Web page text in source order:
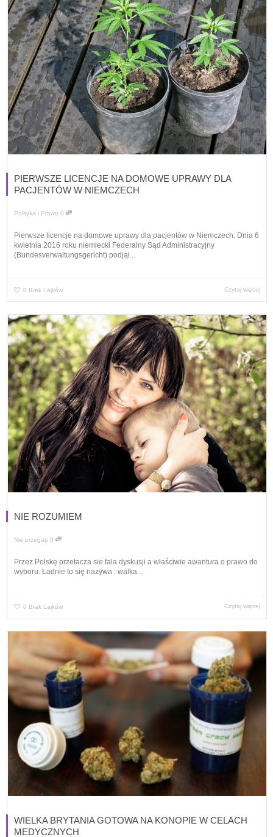
PIERWSZE LICENCJE NA DOMOWE UPRAWY DLA
PACJENTÓW W NIEMCZECH
Polityka i Prawo 0
Pierwsze licencje na domowe uprawy dla pacjentów w Niemczech. Dnia 6
kwietnia 2016 roku niemiecki Federalny Sąd Administracyjny
(Bundesverwaltungsgericht) podjął...
0 Brak Lajków Czytaj więcej
NIE ROZUMIEM
Nie przegap 0
Przez Polskę przetacza sie fala dyskusji a właściwie awantura o prawo do
wyboru. Ładnie to się nazywa : walka...
0 Brak Lajków Czytaj więcej
WIELKA BRYTANIA GOTOWA NA KONOPIE W CELACH
MEDYCZNYCH